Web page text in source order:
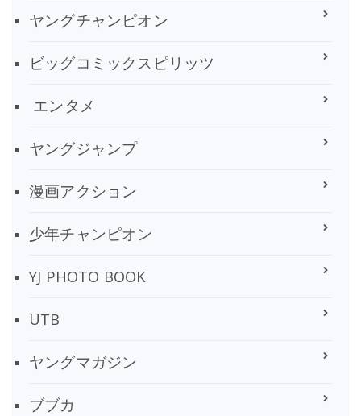
ヤングチャンピオン
ビッグコミックスピリッツ
エンタメ
ヤングジャンプ
漫画アクション
少年チャンピオン
YJ PHOTO BOOK
UTB
ヤングマガジン
ブブカ